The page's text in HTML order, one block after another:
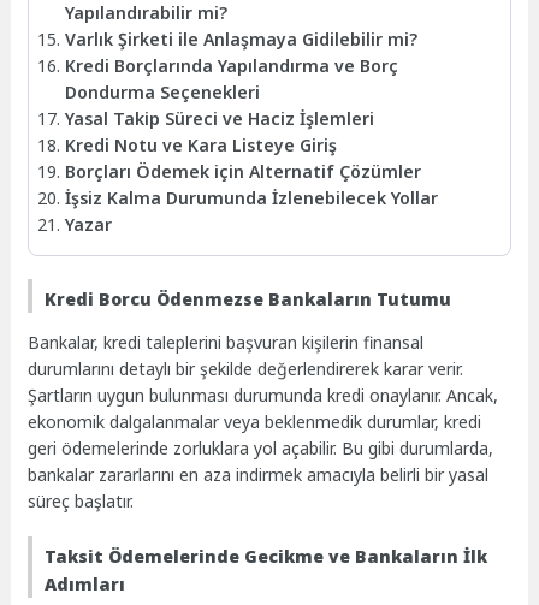
Yapılandırabilir mi?
Varlık Şirketi ile Anlaşmaya Gidilebilir mi?
Kredi Borçlarında Yapılandırma ve Borç
Dondurma Seçenekleri
Yasal Takip Süreci ve Haciz İşlemleri
Kredi Notu ve Kara Listeye Giriş
Borçları Ödemek için Alternatif Çözümler
İşsiz Kalma Durumunda İzlenebilecek Yollar
Yazar
Kredi Borcu Ödenmezse Bankaların Tutumu
Bankalar, kredi taleplerini başvuran kişilerin finansal
durumlarını detaylı bir şekilde değerlendirerek karar verir.
Şartların uygun bulunması durumunda kredi onaylanır. Ancak,
ekonomik dalgalanmalar veya beklenmedik durumlar, kredi
geri ödemelerinde zorluklara yol açabilir. Bu gibi durumlarda,
bankalar zararlarını en aza indirmek amacıyla belirli bir yasal
süreç başlatır.
Taksit Ödemelerinde Gecikme ve Bankaların İlk
Adımları